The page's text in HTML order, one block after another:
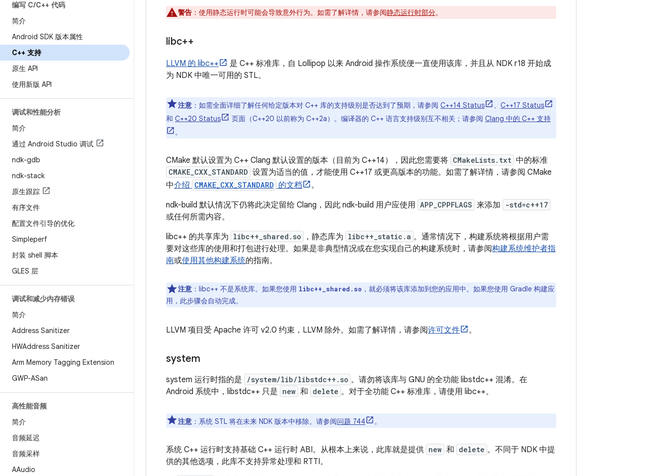
编写 C/C++ 代码
简介
Android SDK 版本属性
C++ 支持
原生 API
使用新版 API
调试和性能分析
简介
通过 Android Studio 调试
ndk-gdb
ndk-stack
原生跟踪
有序文件
配置文件引导的优化
Simpleperf
封装 shell 脚本
GLES 层
调试和减少内存错误
简介
Address Sanitizer
HWAddress Sanitizer
Arm Memory Tagging Extension
GWP-ASan
高性能音频
简介
音频延迟
音频采样
AAudio
警告 ：使用静态运行时可能会导致意外行为。如需了解详情，请参阅静态运行时部分。
libc++
LLVM 的 libc++
是 C++ 标准库，自 Lollipop 以来 Android 操作系统便一直使用该库，并且从 NDK r18 开始成
为 NDK 中唯一可用的 STL。
注意 ：如需全面详细了解任何给定版本对 C++ 库的支持级别是否达到了预期，请参阅 C++14 Status 、 C++17 Status
和 C++20 Status 页面 （C++20 以前称为 C++2a）。编译器的 C++ 语言支持级别互不相关；请参阅 Clang 中的 C++ 支持
。
CMake 默认设置为 C++ Clang 默认设置的版本（目前为 C++14），因此您需要将 CMakeLists.txt 中的标准
CMAKE_CXX_STANDARD 设置为适当的值，才能使用 C++17 或更高版本的功能。如需了解详情，请参阅 CMake
中介绍 CMAKE_CXX_STANDARD 的文档
。
ndk-build 默认情况下仍将此决定留给 Clang，因此 ndk-build 用户应使用 APP_CPPFLAGS 来添加 -std=c++17
或任何所需内容。
libc++ 的共享库为 libc++_shared.so ，静态库为 libc++_static.a 。通常情况下，构建系统将根据用户需
要对这些库的使用和打包进行处理。如果是非典型情况或在您实现自己的构建系统时，请参阅构建系统维护者指
南或使用其他构建系统的指南。
注意 ：libc++ 不是系统库。如果您使用 libc++_shared.so ，就必须将该库添加到您的应用中。如果您使用 Gradle 构建应
用，此步骤会自动完成。
LLVM 项目受 Apache 许可 v2.0 约束，LLVM 除外。如需了解详情，请参阅许可文件 。
system
system 运行时指的是 /system/lib/libstdc++.so 。请勿将该库与 GNU 的全功能 libstdc++ 混淆。在
Android 系统中，libstdc++ 只是 new 和 delete 。对于全功能 C++ 标准库，请使用 libc++。
注意 ：系统 STL 将在未来 NDK 版本中移除。请参阅问题 744 。
系统 C++ 运行时支持基础 C++ 运行时 ABI。从根本上来说，此库就是提供 new 和 delete 。不同于 NDK 中提
供的其他选项，此库不支持异常处理和 RTTI。